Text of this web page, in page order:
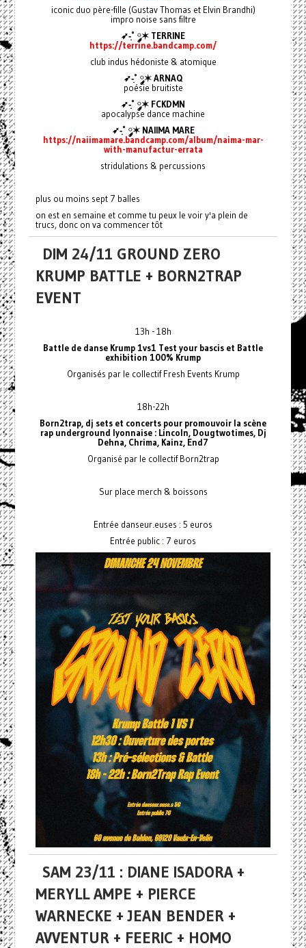
iconic duo père-fille (Gustav Thomas et Elvin Brandhi)
impro noise sans filtre
➶-͙˚ ༘✶ TERRINE
https://terrine.bandcamp.com/
club indus hédoniste & atomique
➶-͙˚ ༘✶ ARNAQ
poésie bruitiste
➶-͙˚ ༘✶ FCKDMN
apocalypse dance machine
➶-͙˚ ༘✶ NAIIMA MARE
https://naiimamare.bandcamp.com/album/naima-mar-
with-manufactur-errata
stridulations & percussions
plus ou moins sept 7 balles
on est en semaine et comme tu peux le voir y'a plein de
trucs, donc on va commencer tôt
DIM 24/11 GROUND ZERO
KRUMP BATTLE + BORN2TRAP
EVENT
13h - 18h
Battle de danse Krump 1vs1 Test your bascis et Battle
exhibition 100% Krump
Organisés par le collectif Fresh Events Krump
18h-22h
Born2trap, dj sets et concerts pour promouvoir la scène
rap underground lyonnaise : Lincoln, Dougtwotimes, Dj
Dehna, Chrima, Kainz, End7
Organisé par le collectif Born2trap
Sur place merch & boissons
Entrée danseur.euses : 5 euros
Entrée public : 7 euros
SAM 23/11 : DIANE ISADORA +
MERYLL AMPE + PIERCE
WARNECKE + JEAN BENDER +
AVVENTUR + FEERIC + HOMO